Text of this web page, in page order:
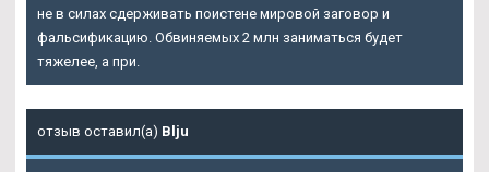
не в силах сдерживать поистене мировой заговор и
фальсификацию. Обвиняемых 2 млн заниматься будет
тяжелее, а при.
отзыв оставил(а) Blju